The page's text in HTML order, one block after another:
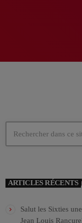
ARTICLES RÉCENTS
Salut les Sixties
Jean Louis